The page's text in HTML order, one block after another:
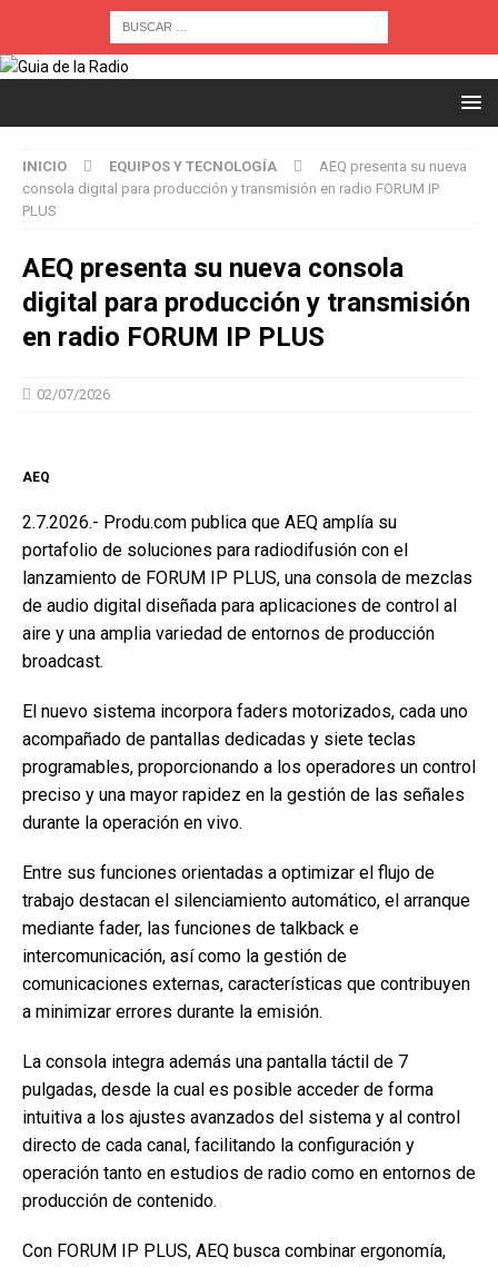
INICIO EQUIPOS Y TECNOLOGÍA
AEQ presenta su nueva
consola digital para producción y transmisión en radio FORUM IP
PLUS
AEQ presenta su nueva consola
digital para producción y transmisión
en radio FORUM IP PLUS
02/07/2026
AEQ
2.7.2026.- Produ.com publica que AEQ amplía su
portafolio de soluciones para radiodifusión con el
lanzamiento de FORUM IP PLUS, una consola de mezclas
de audio digital diseñada para aplicaciones de control al
aire y una amplia variedad de entornos de producción
broadcast.
El nuevo sistema incorpora faders motorizados, cada uno
acompañado de pantallas dedicadas y siete teclas
programables, proporcionando a los operadores un control
preciso y una mayor rapidez en la gestión de las señales
durante la operación en vivo.
Entre sus funciones orientadas a optimizar el flujo de
trabajo destacan el silenciamiento automático, el arranque
mediante fader, las funciones de talkback e
intercomunicación, así como la gestión de
comunicaciones externas, características que contribuyen
a minimizar errores durante la emisión.
La consola integra además una pantalla táctil de 7
pulgadas, desde la cual es posible acceder de forma
intuitiva a los ajustes avanzados del sistema y al control
directo de cada canal, facilitando la configuración y
operación tanto en estudios de radio como en entornos de
producción de contenido.
Con FORUM IP PLUS, AEQ busca combinar ergonomía,